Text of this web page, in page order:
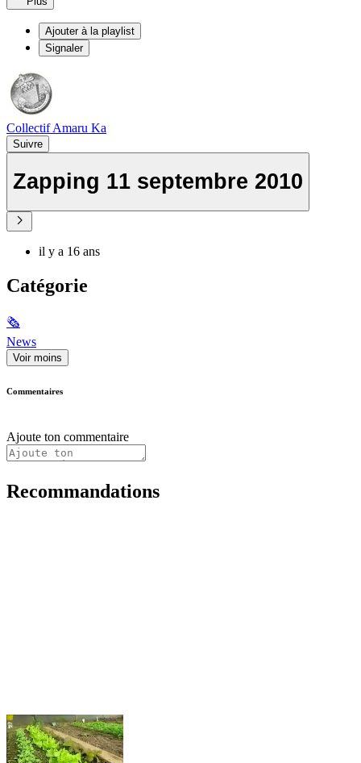
Ajouter à la playlist
Signaler
Collectif Amaru Ka
Suivre
Zapping 11 septembre 2010
il y a 16 ans
Catégorie
🗞
News
Voir moins
Commentaires
Ajoute ton commentaire
Recommandations